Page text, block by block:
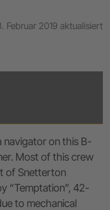
Februar 2019 aktualisiert
navigator on this B-
Most of this crew
of Snetterton
“Temptation”, 42-
to mechanical